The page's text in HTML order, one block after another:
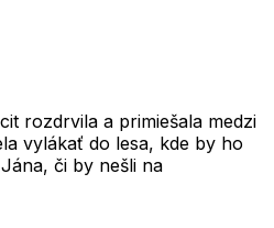
rozdrvila a primiešala medzi
vylákať do lesa, kde by ho
či by nešli na